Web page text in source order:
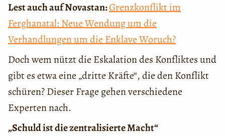
Lest auch auf Novastan:Grenzkonflikt im
Ferghanatal: Neue Wendung um die
Verhandlungen um die Enklave Woruch?
Doch wem nützt die Eskalation des Konfliktes und
gibt es etwa eine „dritte Kräfte“, die den Konflikt
schüren? Dieser Frage gehen verschiedene
Experten nach.
„Schuld ist die zentralisierte Macht“